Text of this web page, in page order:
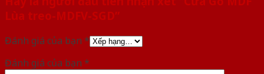
Lùa treo-MDFV-SGD”
Đánh giá của bạn *
Đánh giá của bạn *